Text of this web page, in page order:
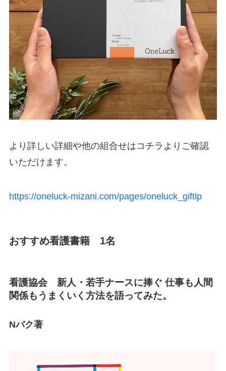
より詳しい詳細や他の組合せはコチラよりご確認
いただけます。
https://oneluck-mizani.com/pages/oneluck_giftlp
おすすめ看護書籍 1名
看護協会 新人・若手ナースに捧ぐ 仕事も人間
関係もうまくいく方法を語ってみた。
Nバク著